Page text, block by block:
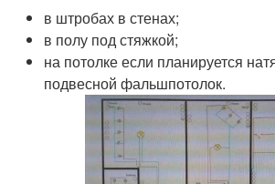
в штробах в стенах;
в полу под стяжкой;
на потолке если планируется
подвесной фальшпотолок.